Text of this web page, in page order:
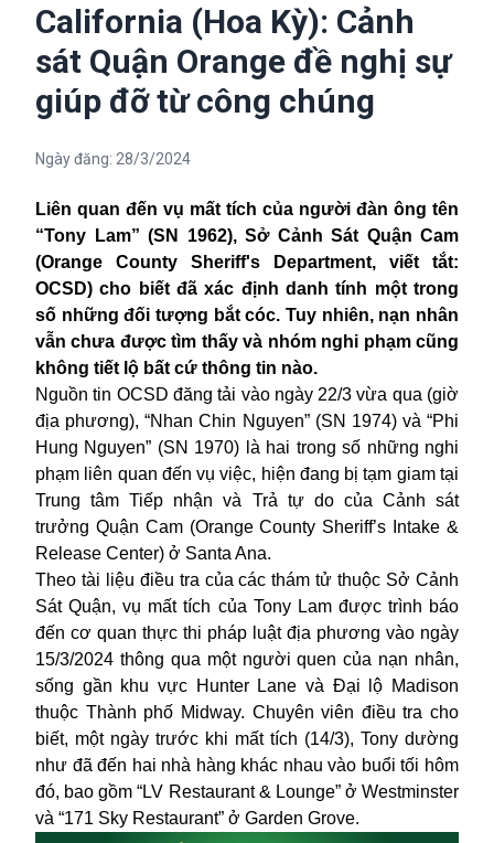
California (Hoa Kỳ): Cảnh
sát Quận Orange đề nghị sự
giúp đỡ từ công chúng
Ngày đăng: 28/3/2024
Liên quan đến vụ mất tích của người đàn ông tên
“Tony Lam” (SN 1962), Sở Cảnh Sát Quận Cam
(Orange County Sheriff's Department, viết tắt:
OCSD) cho biết đã xác định danh tính một trong
số những đối tượng bắt cóc. Tuy nhiên, nạn nhân
vẫn chưa được tìm thấy và nhóm nghi phạm cũng
không tiết lộ bất cứ thông tin nào.
Nguồn tin OCSD đăng tải vào ngày 22/3 vừa qua (giờ
địa phương), “Nhan Chin Nguyen” (SN 1974) và “Phi
Hung Nguyen” (SN 1970) là hai trong số những nghi
phạm liên quan đến vụ việc, hiện đang bị tạm giam tại
Trung tâm Tiếp nhận và Trả tự do của Cảnh sát
trưởng Quận Cam (Orange County Sheriff’s Intake &
Release Center) ở Santa Ana.
Theo tài liệu điều tra của các thám tử thuộc Sở Cảnh
Sát Quận, vụ mất tích của Tony Lam được trình báo
đến cơ quan thực thi pháp luật địa phương vào ngày
15/3/2024 thông qua một người quen của nạn nhân,
sống gần khu vực Hunter Lane và Đại lộ Madison
thuộc Thành phố Midway. Chuyên viên điều tra cho
biết, một ngày trước khi mất tích (14/3), Tony dường
như đã đến hai nhà hàng khác nhau vào buổi tối hôm
đó, bao gồm “LV Restaurant & Lounge” ở Westminster
và “171 Sky Restaurant” ở Garden Grove.